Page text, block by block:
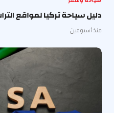
دليل سياحة تركيا لمواقع
منذ أسبوعين